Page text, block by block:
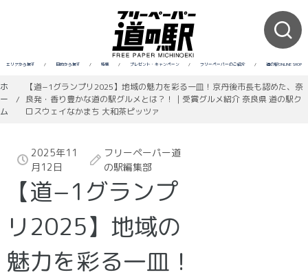
エリアから探す / 目的から探す / 特集 / プレゼント・キャンペーン / フリーペーパーのご紹介 / 道の駅ONLINE SHOP
ホ
ー
ム
/
【道−1グランプリ2025】地域の魅力を彩る一皿！京丹後市長も認めた、奈
良発・香り豊かな道の駅グルメとは？！｜受賞グルメ紹介 奈良県 道の駅ク
ロスウェイなかまち 大和茶ピッツァ
2025年11
月12日
フリーペーパー道
の駅編集部
【道−1グランプ
リ2025】地域の
魅力を彩る一皿！